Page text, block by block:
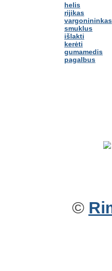
helis
rijikas
vargonininkas
smuklus
išlakti
kerėti
gumamedis
pagalbus
©